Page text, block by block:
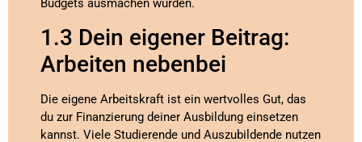
Budgets ausmachen würden.
1.3 Dein eigener Beitrag:
Arbeiten nebenbei
Die eigene Arbeitskraft ist ein wertvolles Gut, das
du zur Finanzierung deiner Ausbildung einsetzen
kannst. Viele Studierende und Auszubildende nutzen